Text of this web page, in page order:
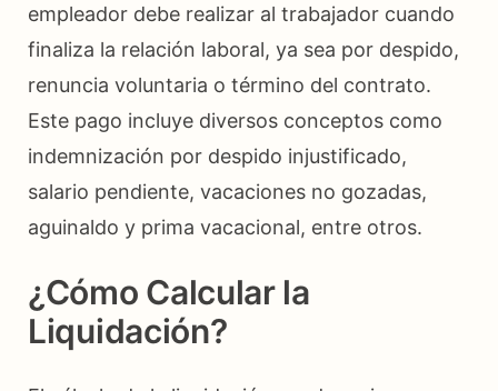
empleador debe realizar al trabajador cuando
finaliza la relación laboral, ya sea por despido,
renuncia voluntaria o término del contrato.
Este pago incluye diversos conceptos como
indemnización por despido injustificado,
salario pendiente, vacaciones no gozadas,
aguinaldo y prima vacacional, entre otros.
¿Cómo Calcular la
Liquidación?